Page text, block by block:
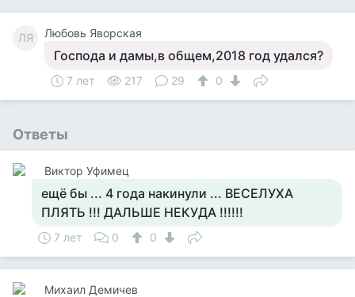
ЛЯ Любовь Яворская
Господа и дамы,в общем,2018 год удался?
7 лет 217 29 0
Ответы
Виктор Уфимец
ещё бы ... 4 года накинули ... ВЕСЕЛУХА
ПЛЯТЬ !!! ДАЛЬШЕ НЕКУДА !!!!!!
7 лет 0 0
Михаил Демичев